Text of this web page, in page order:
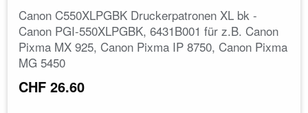
Canon C550XLPGBK Druckerpatronen XL bk -
Canon PGI-550XLPGBK, 6431B001 für z.B. Canon
Pixma MX 925, Canon Pixma IP 8750, Canon Pixma
MG 5450
CHF 26.60